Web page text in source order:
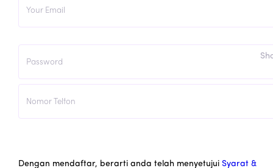
Dengan mendaftar, berarti anda telah menyetujui Syarat &